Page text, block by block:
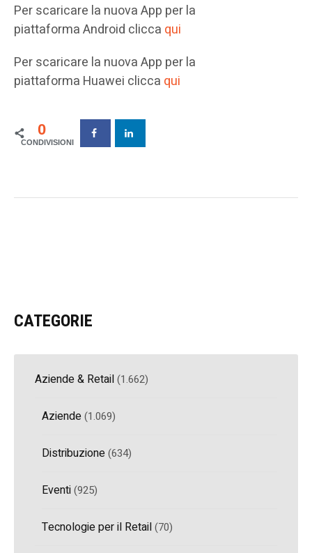
Per scaricare la nuova App per la
piattaforma Android clicca qui
Per scaricare la nuova App per la
piattaforma Huawei clicca qui
0
CATEGORIE
Aziende & Retail(1.662)
Aziende(1.069)
Distribuzione(634)
Eventi(925)
Tecnologie per il Retail(70)